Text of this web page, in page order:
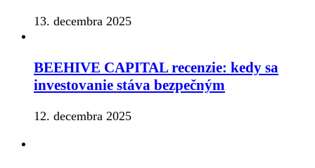
13. decembra 2025
BEEHIVE CAPITAL recenzie: kedy sa
investovanie stáva bezpečným
12. decembra 2025